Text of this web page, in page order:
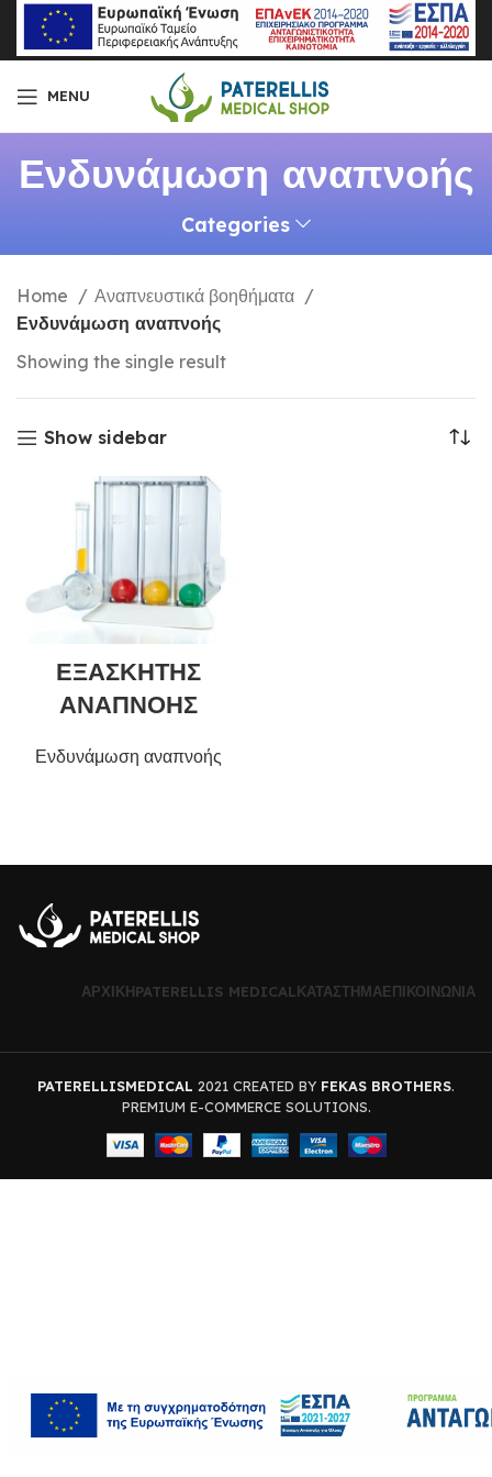
MENU
Ενδυνάμωση αναπνοής
Categories
Home
Αναπνευστικά βοηθήματα
Ενδυνάμωση αναπνοής
Showing the single result
Show sidebar
ΕΞΑΣΚΗΤΗΣ
ΑΝΑΠΝΟΗΣ
Ενδυνάμωση αναπνοής
ΑΡΧΙΚΉPATERELLIS MEDICALΚΑΤΆΣΤΗΜΑΕΠΙΚΟΙΝΩΝΊΑ
PATERELLISMEDICAL 2021 CREATED BY FEKAS BROTHERS.
PREMIUM E-COMMERCE SOLUTIONS.